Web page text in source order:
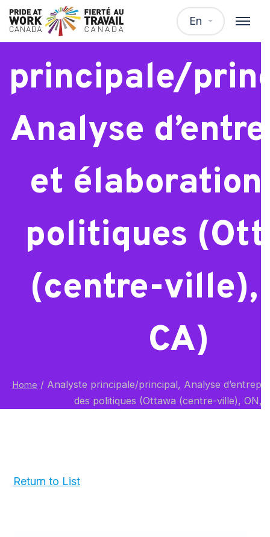
En
Analyste
principale/
Analyse
et élaboration
politiques
(centre-ville),
CA)
Home / Analyste principale/principal, Analyse
des politiques (Ottawa (centre-ville), ON,
Return to List